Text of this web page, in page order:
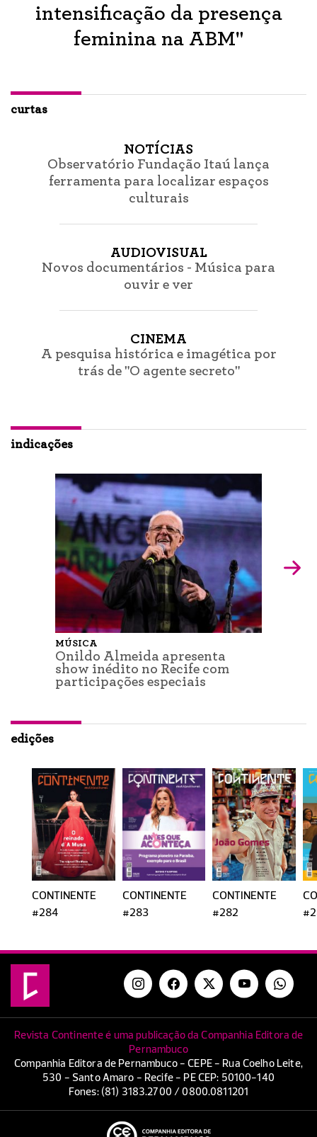
intensificação da presença
feminina na ABM"
curtas
NOTÍCIAS
Observatório Fundação Itaú lança
ferramenta para localizar espaços
culturais
AUDIOVISUAL
Novos documentários - Música para
ouvir e ver
CINEMA
A pesquisa histórica e imagética por
trás de "O agente secreto"
indicações
MÚSICA
Onildo Almeida apresenta
show inédito no Recife com
participações especiais
edições
CONTINENTE
#284
CONTINENTE
#283
CONTINENTE
#282
Revista Continente é uma publicação da Companhia Editora de
Pernambuco
Companhia Editora de Pernambuco - CEPE - Rua Coelho Leite,
530 - Santo Amaro - Recife - PE CEP: 50100-140
Fones: (81) 3183.2700 / 0800.0811201